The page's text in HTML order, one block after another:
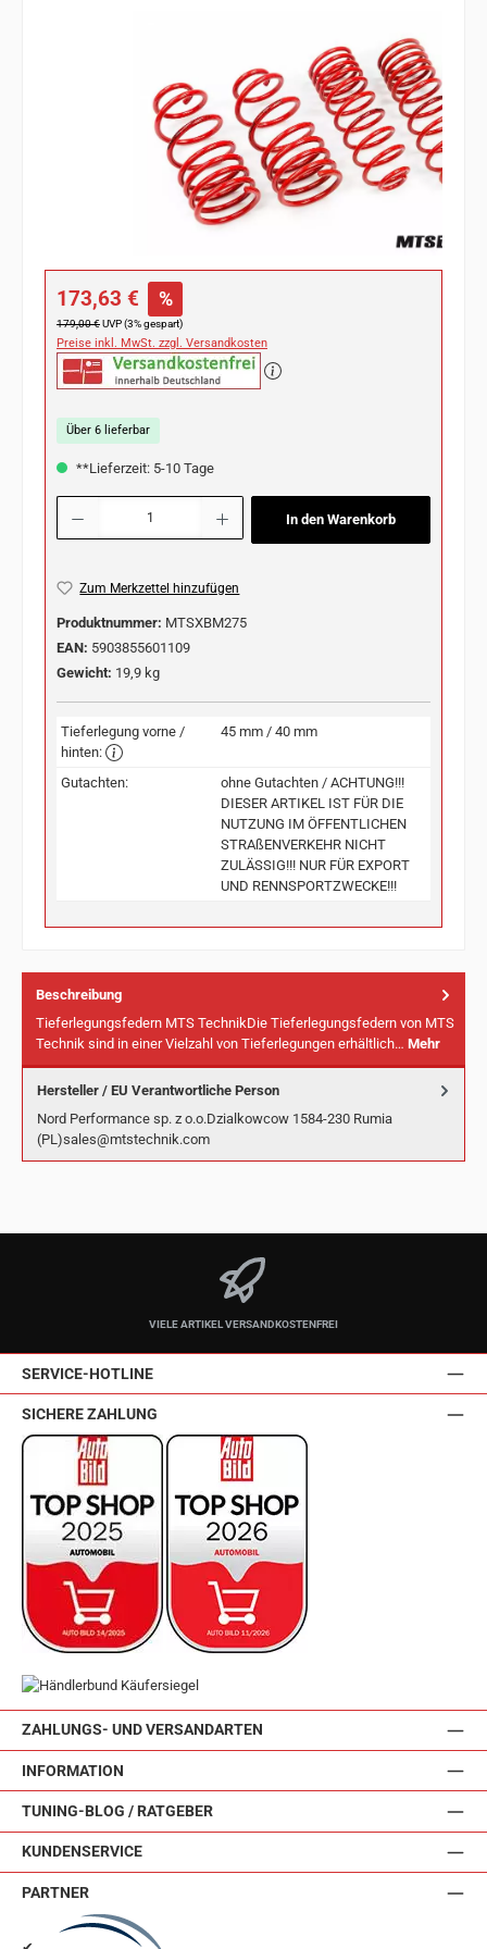
Verkaufspreis:
173,63 € %
Regulärer Preis:
179,00 €UVP (3% gespart)
Preise inkl. MwSt. zzgl. Versandkosten
Über 6 lieferbar
**Lieferzeit: 5-10 Tage
Produkt Anzahl: Gib den gewünschten Wert ein oder benutze die Schaltflächen
In den Warenkorb
Zum Merkzettel hinzufügen
Produktnummer: MTSXBM275
EAN: 5903855601109
Gewicht: 19,9 kg
Tieferlegung vorne /
hinten:
45 mm / 40 mm
Gutachten:
ohne Gutachten / ACHTUNG!!!
DIESER ARTIKEL IST FÜR DIE
NUTZUNG IM ÖFFENTLICHEN
STRAßENVERKEHR NICHT
ZULÄSSIG!!! NUR FÜR EXPORT
UND RENNSPORTZWECKE!!!
Beschreibung
Tieferlegungsfedern MTS TechnikDie Tieferlegungsfedern von MTS
Technik sind in einer Vielzahl von Tieferlegungen erhältlich… Mehr
Hersteller / EU Verantwortliche Person
Nord Performance sp. z o.o.Dzialkowcow 1584-230 Rumia
(PL)sales@mtstechnik.com
VIELE ARTIKEL VERSANDKOSTENFREI
SERVICE-HOTLINE
ZAHLUNGS- UND VERSANDARTEN
INFORMATION
TUNING-BLOG / RATGEBER
KUNDENSERVICE
SICHERE ZAHLUNG
PARTNER